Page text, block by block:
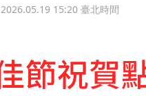
2026.05.19 15:20 臺北時間